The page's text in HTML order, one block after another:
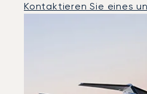
Kontaktieren Sie eines
Hannover : Die 3